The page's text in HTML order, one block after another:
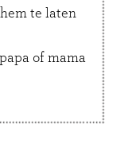
te laten
of mama
precies 30